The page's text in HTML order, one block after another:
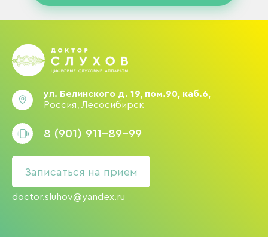
ул. Белинского д. 19, пом.90, каб.6,
Россия, Лесосибирск
8 (901) 911-89-99
Записаться на прием
doctor.sluhov@yandex.ru